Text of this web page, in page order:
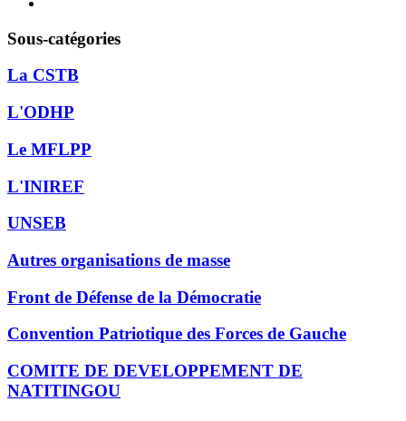
Sous-catégories
La CSTB
L'ODHP
Le MFLPP
L'INIREF
UNSEB
Autres organisations de masse
Front de Défense de la Démocratie
Convention Patriotique des Forces de Gauche
COMITE DE DEVELOPPEMENT DE
NATITINGOU